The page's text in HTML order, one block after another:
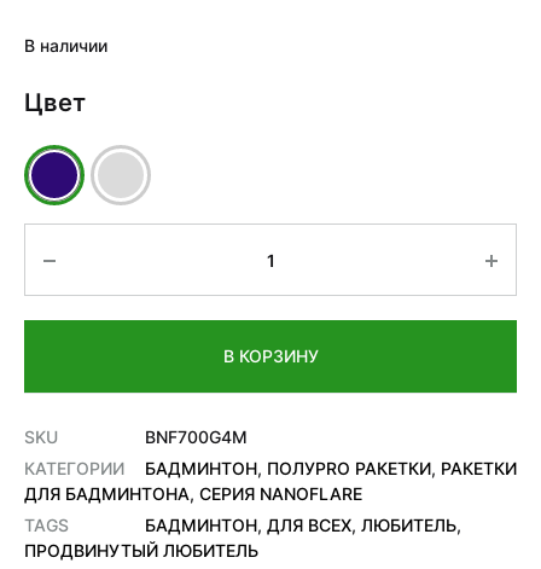
В наличии
Цвет
В КОРЗИНУ
SKU
BNF700G4M
КАТЕГОРИИ
БАДМИНТОН, ПОЛУPRO РАКЕТКИ, РАКЕТКИ
ДЛЯ БАДМИНТОНА, СЕРИЯ NANOFLARE
TAGS
БАДМИНТОН, ДЛЯ ВСЕХ, ЛЮБИТЕЛЬ,
ПРОДВИНУТЫЙ ЛЮБИТЕЛЬ